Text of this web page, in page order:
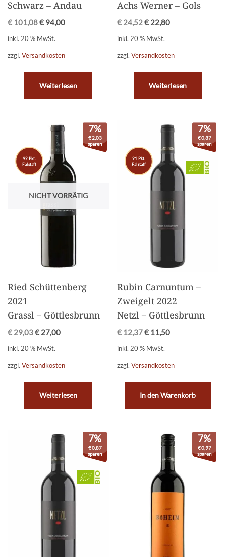
Schwarz – Andau
€101,08€ 94,00
inkl. 20 % MwSt.
zzgl. Versandkosten
Weiterlesen
Achs Werner – Gols
€24,52€ 22,80
inkl. 20 % MwSt.
zzgl.Versandkosten
Weiterlesen
NICHT VORRÄTIG
92 Pkt.
Falstaff
7%
€2,03
sparen
Ried Schüttenberg
2021
Grassl – Göttlesbrunn
€29,03€ 27,00
inkl. 20 % MwSt.
zzgl. Versandkosten
Weiterlesen
91 Pkt.
Falstaff
7%
€0,87
sparen
Rubin Carnuntum –
Zweigelt 2022
Netzl – Göttlesbrunn
€12,37€ 11,50
inkl. 20 % MwSt.
zzgl.Versandkosten
In den Warenkorb
7%
€0,87
sparen
7%
€0,97
sparen